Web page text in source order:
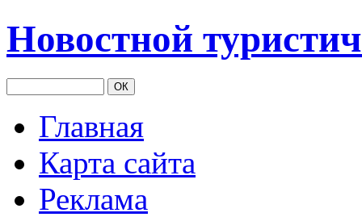
Новостной
Главная
Карта сайта
Реклама